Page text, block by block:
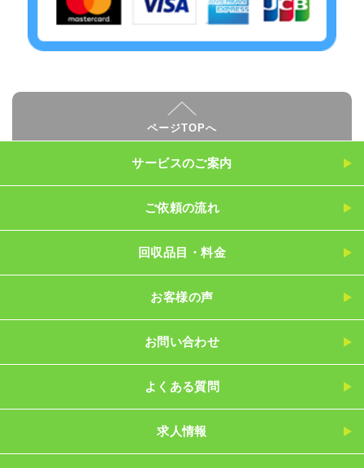
ページTOPへ
サービスのご案内
ご依頼の流れ
回収品目・料金
お客様の声
お問い合わせ
よくある質問
求人情報